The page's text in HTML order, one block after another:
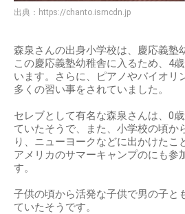
出典： https://chanto.ismcdn.jp
森泉さんの出身小学校は、慶応義塾
この慶応義塾幼稚舎に入るため、4
います。さらに、ピアノやバイオリ
多くの習い事をされていました。
セレブとして有名な森泉さんは、0
ていたそうで、また、小学校の頃か
り、ニューヨークなどに出かけたこ
アメリカのサマーキャンプのにも参
す。
子供の頃から活発な子供で男の子と
ていたそうです。